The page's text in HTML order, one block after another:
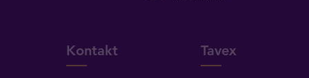
Kontakt Tavex